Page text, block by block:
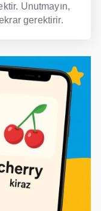
Unutmayın,
gerektirir.